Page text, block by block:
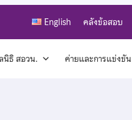
English คลังข้อสอบ
นิธิ สอวน. ค่ายและการแข่งขัน